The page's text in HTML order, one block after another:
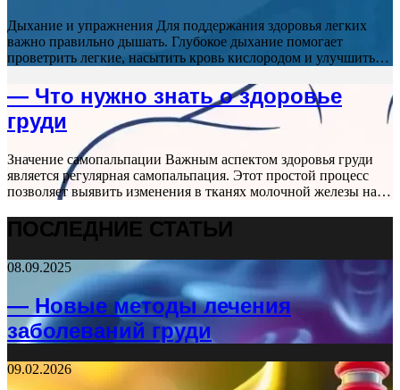
Дыхание и упражнения Для поддержания здоровья легких
важно правильно дышать. Глубокое дыхание помогает
проветрить легкие, насытить кровь кислородом и улучшить…
— Что нужно знать о здоровье
груди
Значение самопальпации Важным аспектом здоровья груди
является регулярная самопальпация. Этот простой процесс
позволяет выявить изменения в тканях молочной железы на…
ПОСЛЕДНИЕ СТАТЬИ
08.09.2025
— Новые методы лечения
заболеваний груди
09.02.2026